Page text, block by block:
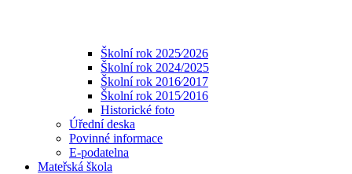
Školní rok 2025⁄2026
Školní rok 2024/2025
Školní rok 2016⁄2017
Školní rok 2015⁄2016
Historické foto
Úřední deska
Povinné informace
E-podatelna
Mateřská škola